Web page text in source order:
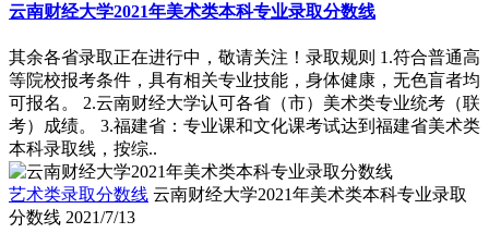
云南财经大学2021年美术类本科专业录取分数线
其余各省录取正在进行中，敬请关注！录取规则 1.符合普通高
等院校报考条件，具有相关专业技能，身体健康，无色盲者均
可报名。 2.云南财经大学认可各省（市）美术类专业统考（联
考）成绩。 3.福建省：专业课和文化课考试达到福建省美术类
本科录取线，按综..
艺术类录取分数线 云南财经大学2021年美术类本科专业录取
分数线 2021/7/13